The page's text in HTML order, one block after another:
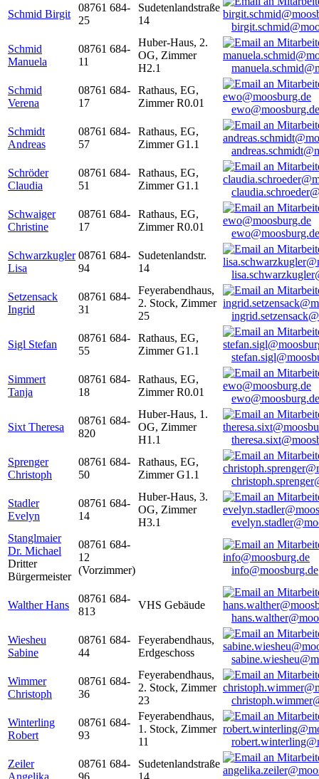
Schmid Birgit
08761 684-
25
Sudetenlandstraße
14
Schmid
Manuela
08761 684-
11
Huber-Haus, 2.
OG, Zimmer
H2.1
Schmid
Verena
08761 684-
17
Rathaus, EG,
Zimmer R0.01
ewo@moosburg.de
Schmidt
Andreas
08761 684-
57
Rathaus, EG,
Zimmer G1.1
Schröder
Claudia
08761 684-
51
Rathaus, EG,
Zimmer G1.1
Schwaiger
Christine
08761 684-
17
Rathaus, EG,
Zimmer R0.01
ewo@moosburg.de
Schwarzkugler
Lisa
08761 684-
94
Sudetenlandstr.
14
Setzensack
Ingrid
08761 684-
31
Feyerabendhaus,
2. Stock, Zimmer
25
Sigl Stefan
08761 684-
55
Rathaus, EG,
Zimmer G1.1
Simmert
Tanja
08761 684-
18
Rathaus, EG,
Zimmer R0.01
ewo@moosburg.de
Sixt Theresa
08761 684-
820
Huber-Haus, 1.
OG, Zimmer
H1.1
Sprenger
Christoph
08761 684-
50
Rathaus, EG,
Zimmer G1.1
Stadler
Evelyn
08761 684-
14
Huber-Haus, 3.
OG, Zimmer
H3.1
Stanglmaier
Dr. Michael
Dritter
Bürgermeister
08761 684-
12
(Vorzimmer)
info@moosburg.de
Walther Hans
08761 684-
813
VHS Gebäude
Wiesheu
Sabine
08761 684-
44
Feyerabendhaus,
Erdgeschoss
Wimmer
Christoph
08761 684-
36
Feyerabendhaus,
2. Stock, Zimmer
23
Winterling
Robert
08761 684-
93
Feyerabendhaus,
1. Stock, Zimmer
11
Zeiler
Angelika
08761 684-
96
Sudetenlandstraße
14